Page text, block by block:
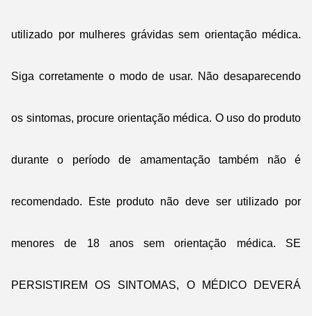
utilizado por mulheres grávidas sem orientação médica.
Siga corretamente o modo de usar. Não desaparecendo
os sintomas, procure orientação médica. O uso do produto
durante o período de amamentação também não é
recomendado. Este produto não deve ser utilizado por
menores de 18 anos sem orientação médica. SE
PERSISTIREM OS SINTOMAS, O MÉDICO DEVERÁ